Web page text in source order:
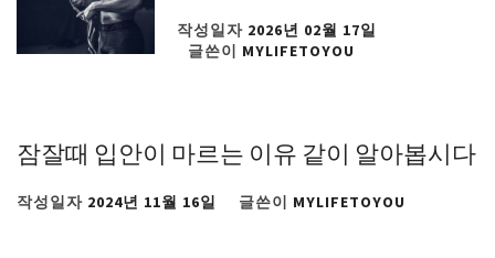
작성일자 2026년 02월 17일
글쓴이 MYLIFETOYOU
잠잘때 입안이 마르는 이유 같이 알아봅시다
작성일자 2024년 11월 16일 글쓴이 MYLIFETOYOU